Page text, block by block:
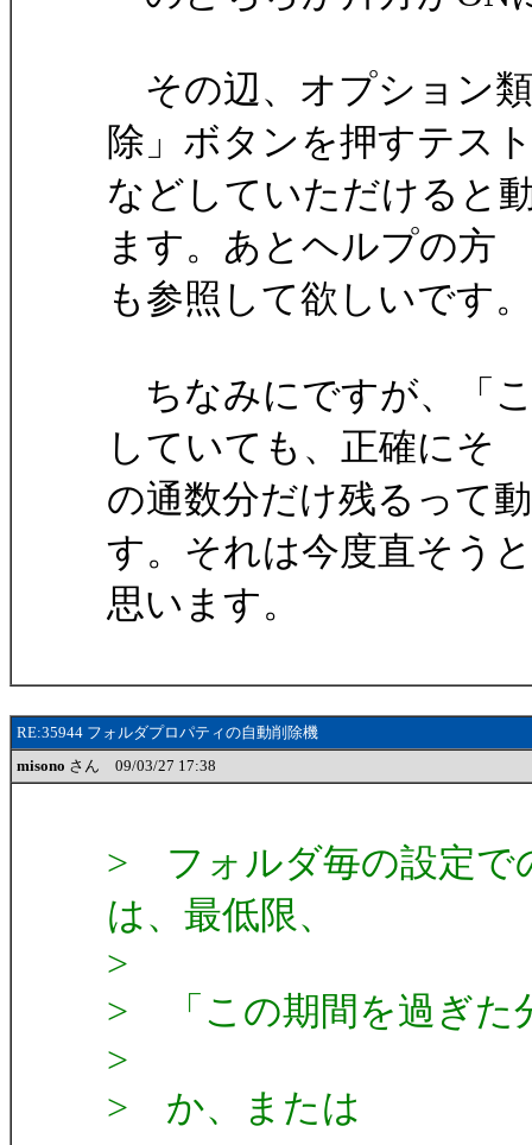
その辺、オプション
除」ボタンを押すテス
などしていただけると
ます。あとヘルプの方
も参照して欲しいです。
ちなみにですが、「
していても、正確にそ
の通数分だけ残るって
す。それは今度直そうと
思います。
RE:35944 フォルダプロパティの自動削除機
misono さん 09/03/27 17:38
> フォルダ毎の設定で
は、最低限、
>
> 「この期間を過ぎた
>
> か、または